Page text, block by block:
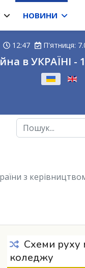
НОВИНИ
12:48 П'ятниця:
в УКРАЇНІ -
Пошук
з
Схеми руху
коледжу